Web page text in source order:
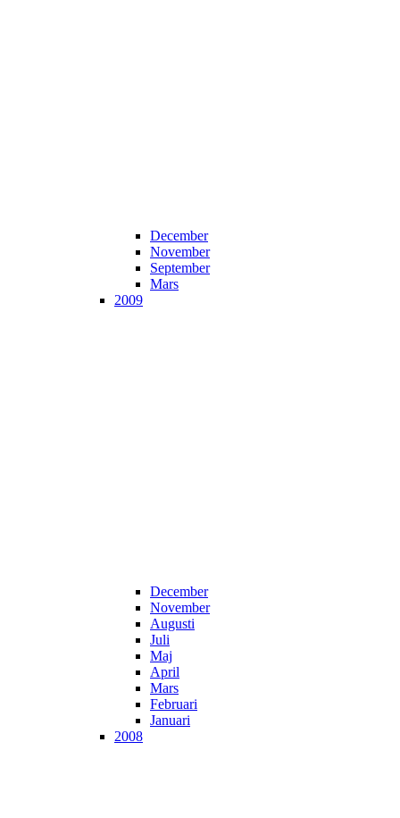
December
November
September
Mars
2009
December
November
Augusti
Juli
Maj
April
Mars
Februari
Januari
2008